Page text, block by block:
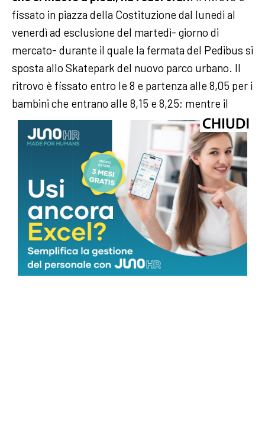
fissato in piazza della Costituzione dal lunedì al
venerdì ad esclusione del martedì- giorno di
mercato- durante il quale la fermata del Pedibus si
sposta allo Skatepark del nuovo parco urbano. Il
ritrovo è fissato entro le 8 e partenza alle 8,05 per i
bambini che entrano alle 8,15 e 8,25; mentre il
ritrovo è alle 8,25 e partenza alle 8.30 per chi entra
alle 8,40. Successivamente, se il numero di
volontari lo consentirà, il Comune proverà ad
attivare una terza partenza tra il primo e il secondo
gruppo.